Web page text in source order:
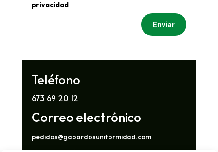
privacidad
Enviar
Teléfono
673 69 20 12
Correo electrónico
pedidos@gabardosuniformidad.com